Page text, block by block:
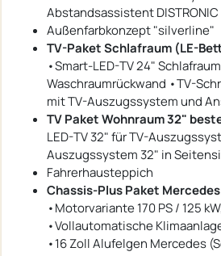
Abstandsassistent DISTRONIC
Außenfarbkonzept "silverline"
TV-Paket Schlafraum (LE-
•Smart-LED-TV 24"
Waschraumrückwand •TV-
mit TV-Auszugssystem und
TV Paket Wohnraum 32"
LED-TV 32" für TV-
Auszugssystem 32" in
Fahrerhausteppich
Chassis-Plus Paket
•Motorvariante 170 PS / 125
•Vollautomatische
•16 Zoll Alufelgen Mercedes